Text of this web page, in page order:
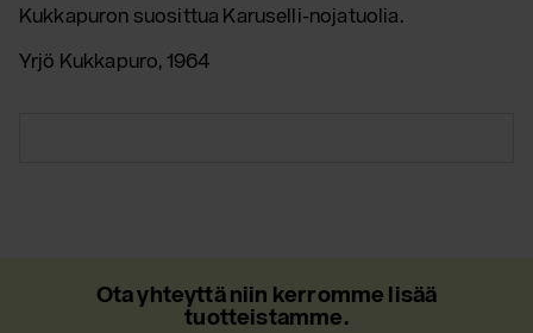
Kukkapuron suosittua Karuselli-nojatuolia.
Yrjö Kukkapuro, 1964
Ota yhteyttä niin kerromme lisää
tuotteistamme.